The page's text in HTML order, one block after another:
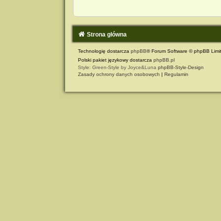
Strona główna
Technologię dostarcza phpBB® Forum Software © phpBB
Polski pakiet językowy dostarcza phpBB.pl
Style: Green-Style by Joyce&Luna phpBB-Style-Design
Zasady ochrony danych osobowych | Regulamin